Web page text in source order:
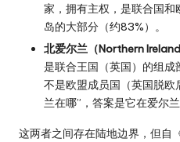
家，拥有主权，是联合国
岛的大部分（约83%）。
北爱尔兰（Northern Ireland
是联合王国（英国）的组
不是欧盟成员国（英国脱欧
兰在哪”，答案是它在爱尔
这两者之间存在陆地边界，但自